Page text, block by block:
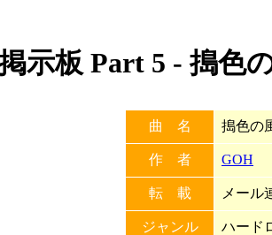
示板 Part 5 - 搗色
曲 名 搗色の
作 者 GOH
転 載 メール
ジャンル ハード